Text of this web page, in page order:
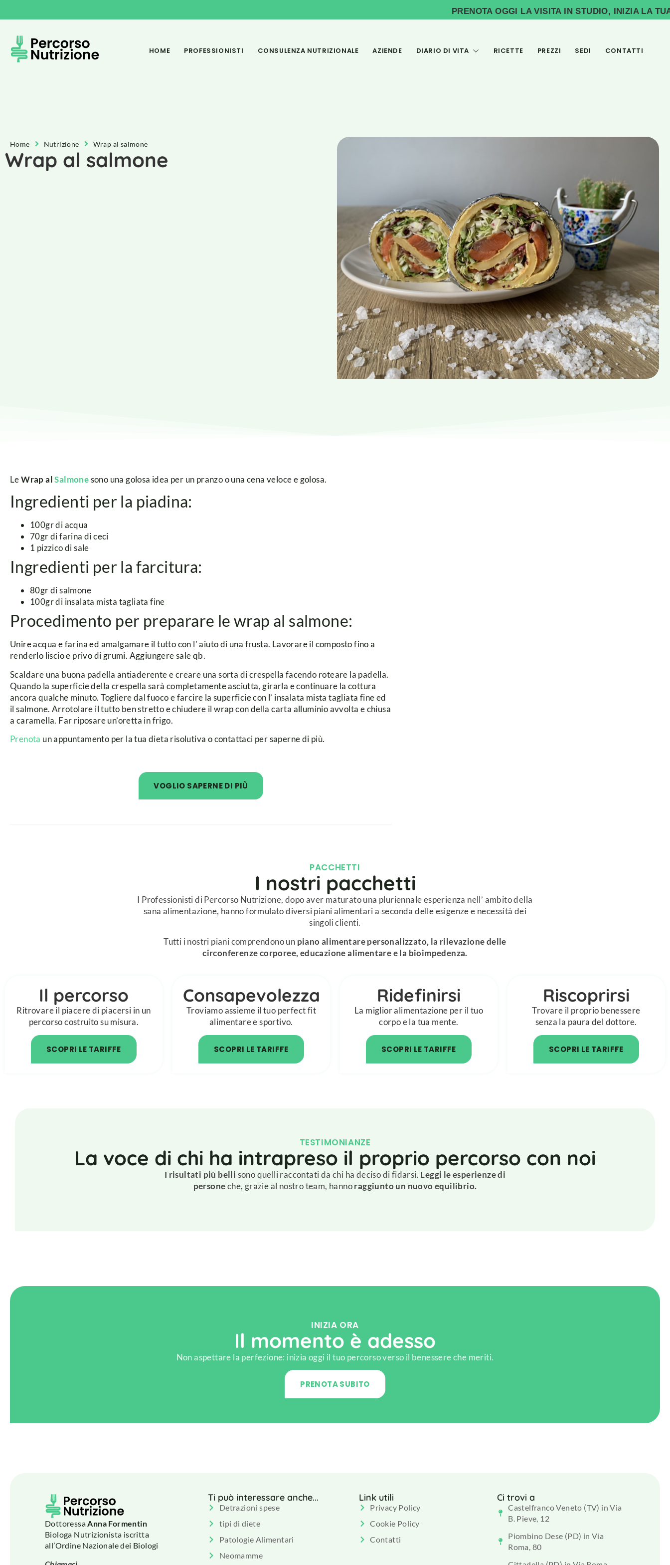
PRENOTA OGGI LA VISITA IN STUDIO, INIZIA LA TUA
HOME PROFESSIONISTI CONSULENZA NUTRIZIONALE AZIENDE DIARIO DI VITA RICETTE PREZZI SEDI CONTATTI
Home Nutrizione Wrap al salmone
Wrap al salmone
LeWrap alSalmonesono una golosa idea per un pranzo o una cena veloce e golosa.
Ingredienti per la piadina:
100gr di acqua
70gr di farina di ceci
1 pizzico di sale
Ingredienti per la farcitura:
80gr di salmone
100gr di insalata mista tagliata fine
Procedimento per preparare le wrap al salmone:
Unire acqua e farina ed amalgamare il tutto con l’ aiuto di una frusta. Lavorare il composto fino a
renderlo liscio e privo di grumi. Aggiungere sale qb.
Scaldare una buona padella antiaderente e creare una sorta di crespella facendo roteare la padella.
Quando la superficie della crespella sarà completamente asciutta, girarla e continuare la cottura
ancora qualche minuto. Togliere dal fuoco e farcire la superficie con l’ insalata mista tagliata fine ed
il salmone. Arrotolare il tutto ben stretto e chiudere il wrap con della carta alluminio avvolta e chiusa
a caramella. Far riposare un’oretta in frigo.
Prenota un appuntamento per la tua dieta risolutiva o contattaci per saperne di più.
VOGLIO SAPERNE DI PIÙ
PACCHETTI​
I nostri pacchetti​
I Professionisti di Percorso Nutrizione, dopo aver maturato una pluriennale esperienza nell’ ambito della
sana alimentazione, hanno formulato diversi piani alimentari a seconda delle esigenze e necessità dei
singoli clienti.
Tutti i nostri piani comprendono un piano alimentare personalizzato, la rilevazione delle
circonferenze corporee, educazione alimentare e la bioimpedenza.
Il percorso
Ritrovare il piacere di piacersi in un
percorso costruito su misura.
SCOPRI LE TARIFFE
Consapevolezza
Troviamo assieme il tuo perfect fit
alimentare e sportivo.
SCOPRI LE TARIFFE
Ridefinirsi
La miglior alimentazione per il tuo
corpo e la tua mente.
SCOPRI LE TARIFFE
Riscoprirsi
Trovare il proprio benessere
senza la paura del dottore.
SCOPRI LE TARIFFE
TESTIMONIANZE
La voce di chi ha intrapreso il proprio percorso con noi
I risultati più belli sono quelli raccontati da chi ha deciso di fidarsi. Leggi le esperienze di
personeche, grazie al nostro team, hannoraggiunto un nuovo equilibrio.
INIZIA ORA
Il momento è adesso
Non aspettare la perfezione: inizia oggi il tuo percorso verso il benessere che meriti.
PRENOTA SUBITO
Dottoressa Anna Formentin
Biologa Nutrizionista iscritta
all’Ordine Nazionale dei Biologi
Ti può interessare anche...
Detrazioni spese
tipi di diete
Patologie Alimentari
Neomamme
Link utili
Privacy Policy
Cookie Policy
Contatti
Ci trovi a
Castelfranco Veneto (TV) in Via
B. Pieve, 12
Piombino Dese (PD) in Via
Roma, 80